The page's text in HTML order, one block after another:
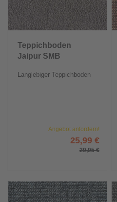
Teppichboden
Jaipur SMB
Langlebiger Teppichboden
Angebot anfordern!
25,99 €
29,95 €